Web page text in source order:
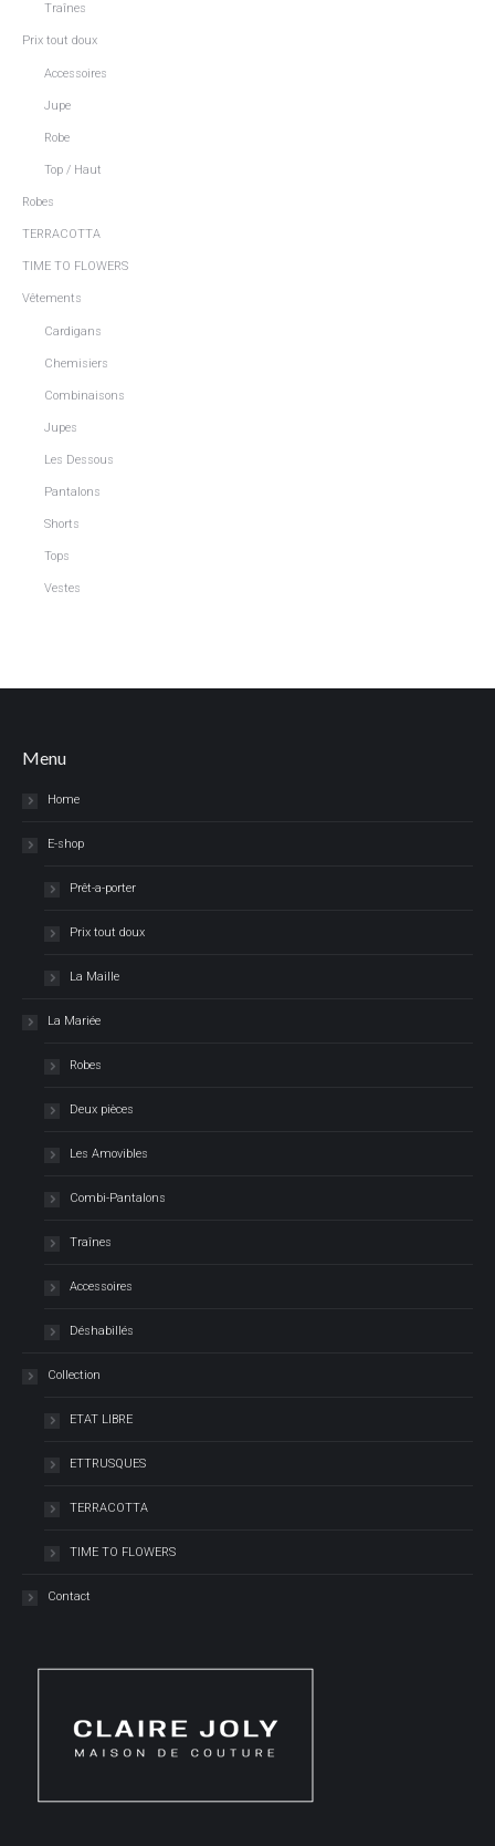
Traînes
Prix tout doux
Accessoires
Jupe
Robe
Top / Haut
Robes
TERRACOTTA
TIME TO FLOWERS
Vêtements
Cardigans
Chemisiers
Combinaisons
Jupes
Les Dessous
Pantalons
Shorts
Tops
Vestes
Menu
Home
E-shop
Prêt-a-porter
Prix tout doux
La Maille
La Mariée
Robes
Deux pièces
Les Amovibles
Combi-Pantalons
Traînes
Accessoires
Déshabillés
Collection
ETAT LIBRE
ETTRUSQUES
TERRACOTTA
TIME TO FLOWERS
Contact